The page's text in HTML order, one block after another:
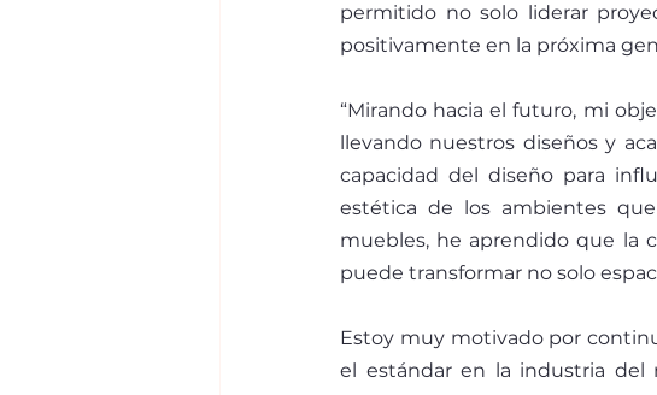
permitido no solo liderar
positivamente en la próxima
“Mirando hacia el futuro, mi
llevando nuestros diseños y
capacidad del diseño para
estética de los ambientes
muebles, he aprendido que la
puede transformar no solo
Estoy muy motivado por
el estándar en la industria del